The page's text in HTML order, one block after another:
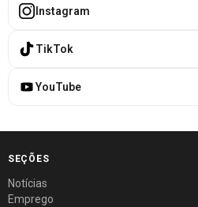
Instagram
TikTok
YouTube
SEÇÕES
Notícias
Emprego